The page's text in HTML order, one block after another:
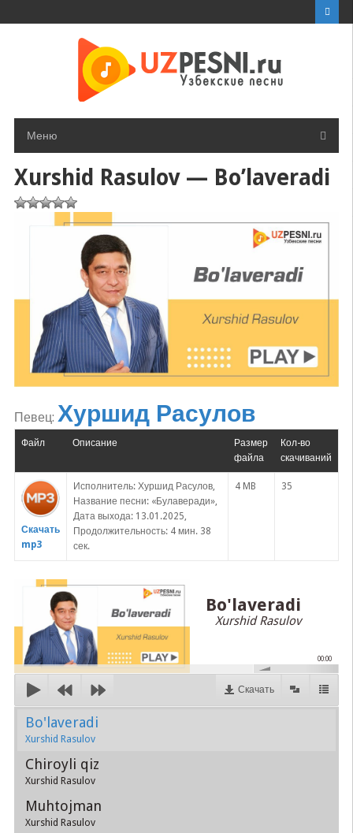
Меню
Xurshid Rasulov — Bo’laveradi
Певец: Хуршид Расулов
Файл Описание
Размер
файла
Кол-во
скачиваний
Скачать
mp3
Исполнитель: Хуршид Расулов,
Название песни: «Булаверади»,
Дата выхода: 13.01.2025,
Продолжительность: 4 мин. 38
сек.
4 MB 35
Bo'laveradi
Xurshid Rasulov
00:00
Скачать
Bo'laveradi
Xurshid Rasulov
Chiroyli qiz
Xurshid Rasulov
Muhtojman
Xurshid Rasulov